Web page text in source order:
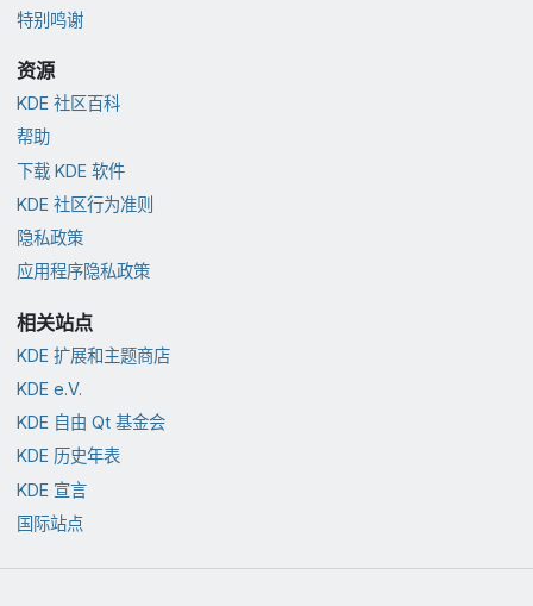
特别鸣谢
资源
KDE 社区百科
帮助
下载 KDE 软件
KDE 社区行为准则
隐私政策
应用程序隐私政策
相关站点
KDE 扩展和主题商店
KDE e.V.
KDE 自由 Qt 基金会
KDE 历史年表
KDE 宣言
国际站点